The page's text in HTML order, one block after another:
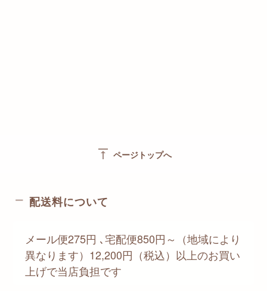
vertical_align_top ページトップへ
配送料について
メール便275円 ､宅配便850円～（地域により
異なります）12,200円（税込）以上のお買い
上げで当店負担です